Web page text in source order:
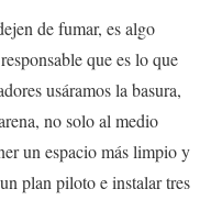
de fumar, es algo
que es lo que
usáramos la basura,
no solo al medio
un espacio más limpio y
plan piloto e instalar tres